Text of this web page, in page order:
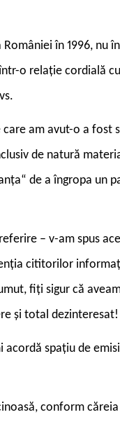
în 1996, nu
o relație cordială
am avut-o a fost
de natură
de a îngropa un
– v-am spus
cititorilor
fiți sigur că
și total dezinteresat!
spațiu de
conform